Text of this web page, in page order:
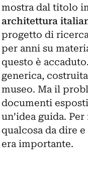
mostra dal titolo
architettura
progetto di
per anni su
questo è
generica,
museo. Ma il
documenti
un’idea guida.
qualcosa da dire
era importante.